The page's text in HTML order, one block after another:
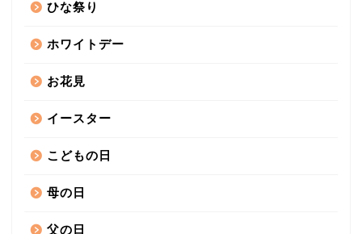
ひな祭り
ホワイトデー
お花見
イースター
こどもの日
母の日
父の日